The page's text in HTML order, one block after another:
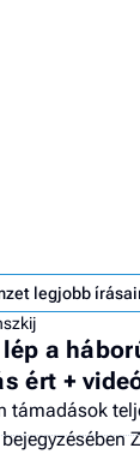
legjobb
a
ért +
támadások